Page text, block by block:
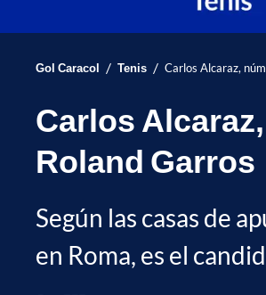
Gol Caracol / Tenis / Carlos Alcaraz,
Carlos
Roland Garros
Según las casas de
en Roma, es el